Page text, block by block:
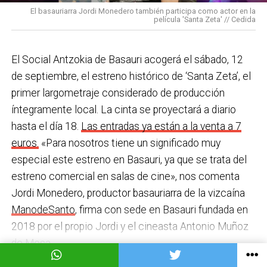
en los centros de personas mayores e iniciativas para
combatir la brecha digital. Además, este año se ha
y, a principios del año que viene, se comenzarán a
prestar los servicios de atención diurna y viviendas
comunitarias.
En las últimas semanas la actualidad municipal ha
estado marcada por las investigaciones sobre
presuntas irregularidades urbanísticas . ¿Cómo
está afrontando el equipo de gobierno esta
situación y qué mensaje trasladarías a la
ciudadanía?Los hechos denunciados son graves y
nos corresponde aclarar si han existido irregularidades
con el mayor rigor y transparencia, así como
determinar las actuaciones que sean pertinentes. En
una acción que los sindicatos tachan de negligente y
contraria al propio plan de emergencias de la
Sin soluciones reales
Ante la falta de soluciones en las reuniones del
comité, los representantes de los trabajadores
advirtieron a la dirección con elevar los hechos a la
Inspección de Trabajo. Aunque inicialmente
percibieron un amago de cambio de actitud, la parte
social lamenta que las medidas adoptadas ante las
nuevas alertas meteorológicas han sido meramente
«testimoniales, esporádicas y centradas en
aparentar», sin llegar a aplicar soluciones reales ni
efectivas en los puestos de mayor exposición.
El basauriarra Jordi Monedero también participa como actor en la
película 'Santa Zeta' // Cedida
El Social Antzokia de Basauri acogerá el sábado, 12
de septiembre, el estreno histórico de ‘Santa Zeta’, el
primer largometraje considerado de producción
íntegramente local. La cinta se proyectará a diario
hasta el día 18. Las entradas ya están a la venta a 7
euros. «Para nosotros tiene un significado muy
especial este estreno en Basauri, ya que se trata del
estreno comercial en salas de cine», nos comenta
Jordi Monedero, productor basauriarra de la vizcaína
ManodeSanto, firma con sede en Basauri fundada en
2018 por el propio Jordi y el cineasta Antonio Muñoz
de Mesa.